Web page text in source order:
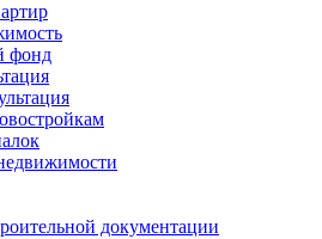
фонд
документации